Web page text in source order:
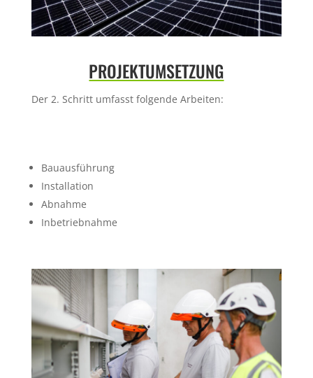
PROJEKTUMSETZUNG
Der 2. Schritt umfasst folgende Arbeiten:
Bauausführung
Installation
Abnahme
Inbetriebnahme